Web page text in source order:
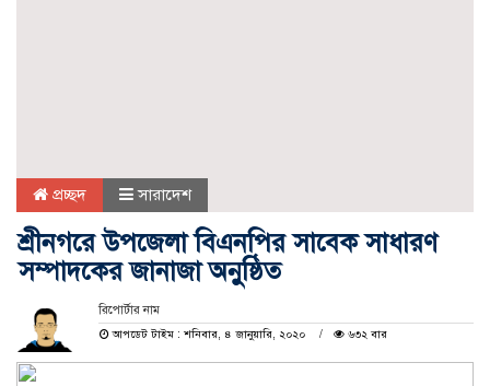
প্রচ্ছদ সারাদেশ
শ্রীনগরে উপজেলা বিএনপির সাবেক সাধারণ
সম্পাদকের জানাজা অনুুষ্ঠিত
রিপোর্টার নাম
আপডেট টাইম : শনিবার, ৪ জানুয়ারি, ২০২০
৬৩২ বার